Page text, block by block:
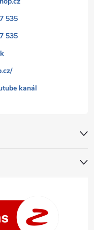
535
535
kanál